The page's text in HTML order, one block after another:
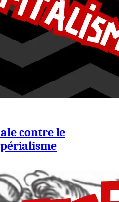
contre le